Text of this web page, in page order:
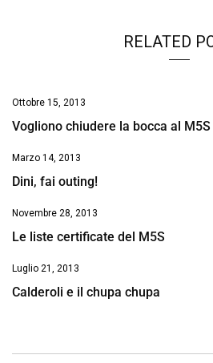
RELATED
Ottobre 15, 2013
Vogliono chiudere la bocca al M5S
Marzo 14, 2013
Dini, fai outing!
Novembre 28, 2013
Le liste certificate del M5S
Luglio 21, 2013
Calderoli e il chupa chupa